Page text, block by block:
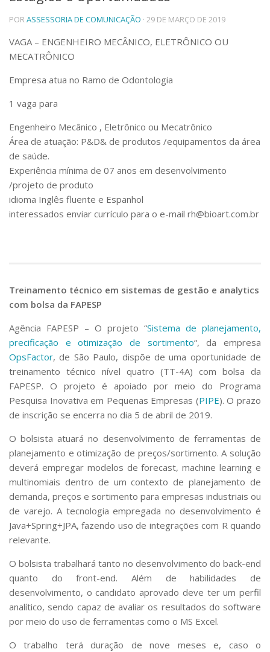
Pessoas
Ensino
Graduação
Educação a distância
Linhas de Pesquisa
Centros, Núcleos e Projetos em Rede
Pós-doutorado
Iniciação Científica
Transferência de Tecnologia
Empresas Juniores
Extensão à Comunidade
Bibliotecas
Apoio ao Estudante
RH, Administrativo e Financeiro
Outros serviços
Comunicação
Assessorias e Mídias
Aplicativos e Sites
Jornal da USP
Agenda de Eventos
PORASSESSORIA DE COMUNICAÇÃO · 29 DE MARÇO DE 2019
VAGA – ENGENHEIRO MECÂNICO, ELETRÔNICO OU
MECATRÔNICO
Empresa atua no Ramo de Odontologia
1 vaga para
Engenheiro Mecânico , Eletrônico ou Mecatrônico
Área de atuação: P&D& de produtos /equipamentos da área
de saúde.
Experiência mínima de 07 anos em desenvolvimento
/projeto de produto
idioma Inglês fluente e Espanhol
interessados enviar currículo para o e-mail rh@bioart.com.br
Treinamento técnico em sistemas de gestão e analytics
com bolsa da FAPESP
Agência FAPESP – O projeto “Sistema de planejamento,
precificação e otimização de sortimento“, da empresa
OpsFactor, de São Paulo, dispõe de uma oportunidade de
treinamento técnico nível quatro (TT-4A) com bolsa da
FAPESP. O projeto é apoiado por meio do Programa
Pesquisa Inovativa em Pequenas Empresas (PIPE). O prazo
de inscrição se encerra no dia 5 de abril de 2019.
O bolsista atuará no desenvolvimento de ferramentas de
planejamento e otimização de preços/sortimento. A solução
deverá empregar modelos deforecast,machine learning e
multinomiais dentro de um contexto de planejamento de
demanda, preços e sortimento para empresas industriais ou
de varejo. A tecnologia empregada no desenvolvimento é
Java+Spring+JPA, fazendo uso de integrações com R quando
relevante.
O bolsista trabalhará tanto no desenvolvimento do back-end
quanto dofront-end. Além de habilidades de
desenvolvimento, o candidato aprovado deve ter um perfil
analítico, sendo capaz de avaliar os resultados do software
por meio do uso de ferramentas como o MS Excel.
O trabalho terá duração de nove meses e, caso o